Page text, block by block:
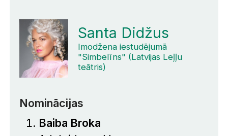
Santa Didžus
Imodžena iestudējumā
"Simbelīns" (Latvijas Leļļu
teātris)
Nominācijas
Baiba Broka